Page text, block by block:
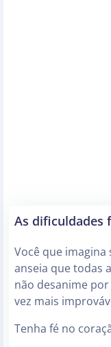
As dificuldades
Você que
anseia que todas
não desanime
vez mais
Tenha fé no